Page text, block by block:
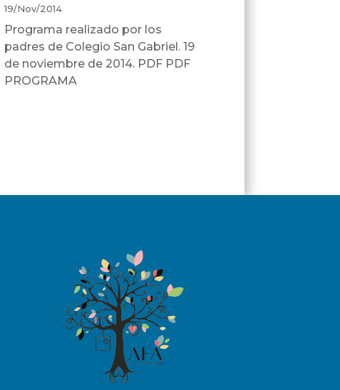
19/Nov/2014
Programa realizado por los
padres de Colegio San Gabriel. 19
de noviembre de 2014. PDF PDF
PROGRAMA